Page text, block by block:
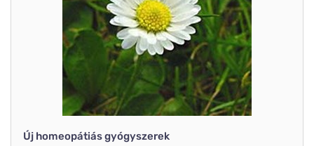
Új homeopátiás gyógyszerek